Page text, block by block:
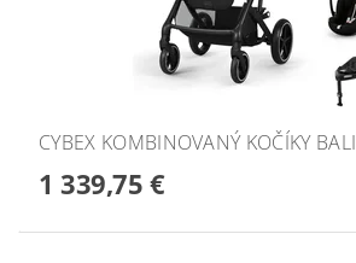
CYBEX KOMBINOVANÝ KOČÍKY
1 339,75 €